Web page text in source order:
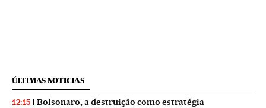
ÚLTIMAS NOTICIAS
12:15 Bolsonaro, a destruição como estratégia